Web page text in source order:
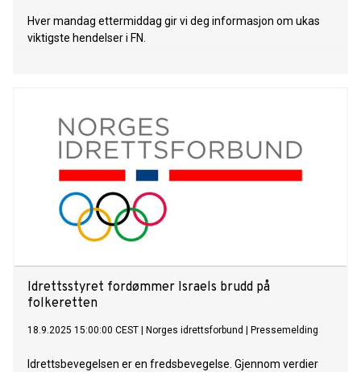
Hver mandag ettermiddag gir vi deg informasjon om ukas
viktigste hendelser i FN.
Idrettsstyret fordømmer Israels brudd på
folkeretten
18.9.2025 15:00:00 CEST Norges idrettsforbund Pressemelding
Idrettsbevegelsen er en fredsbevegelse. Gjennom verdier